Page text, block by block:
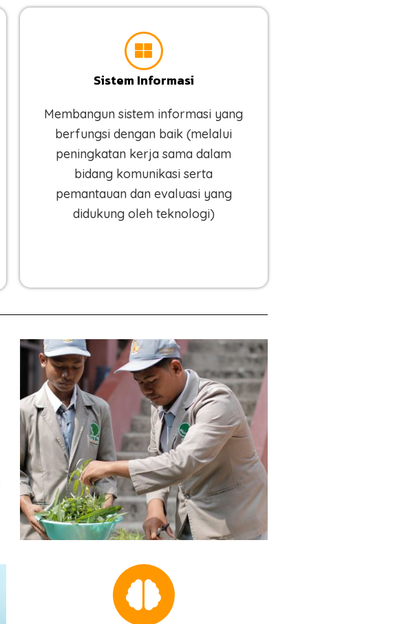
Sistem Informasi
Membangun sistem informasi yang
berfungsi dengan baik (melalui
peningkatan kerja sama dalam
bidang komunikasi serta
pemantauan dan evaluasi yang
didukung oleh teknologi)